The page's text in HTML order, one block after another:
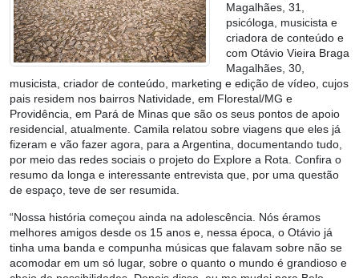
Magalhães, 31,
psicóloga, musicista e
criadora de conteúdo e
com Otávio Vieira Braga
Magalhães, 30,
musicista, criador de conteúdo, marketing e edição de vídeo, cujos
pais residem nos bairros Natividade, em Florestal/MG e
Providência, em Pará de Minas que são os seus pontos de apoio
residencial, atualmente. Camila relatou sobre viagens que eles já
fizeram e vão fazer agora, para a Argentina, documentando tudo,
por meio das redes sociais o projeto do Explore a Rota. Confira o
resumo da longa e interessante entrevista que, por uma questão
de espaço, teve de ser resumida.
“Nossa história começou ainda na adolescência. Nós éramos
melhores amigos desde os 15 anos e, nessa época, o Otávio já
tinha uma banda e compunha músicas que falavam sobre não se
acomodar em um só lugar, sobre o quanto o mundo é grandioso e